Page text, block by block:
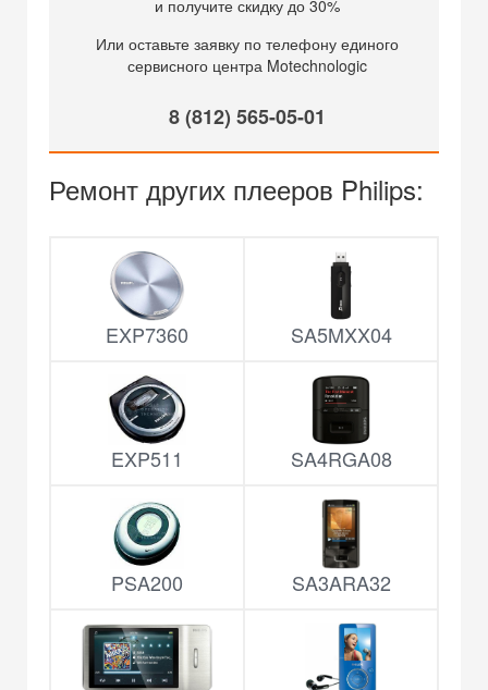
и получите скидку до 30%
Или оставьте заявку по телефону единого
сервисного центра Motechnologic
8 (812) 565-05-01
Ремонт других плееров Philips:
EXP7360 SA5MXX04
EXP511 SA4RGA08
PSA200 SA3ARA32